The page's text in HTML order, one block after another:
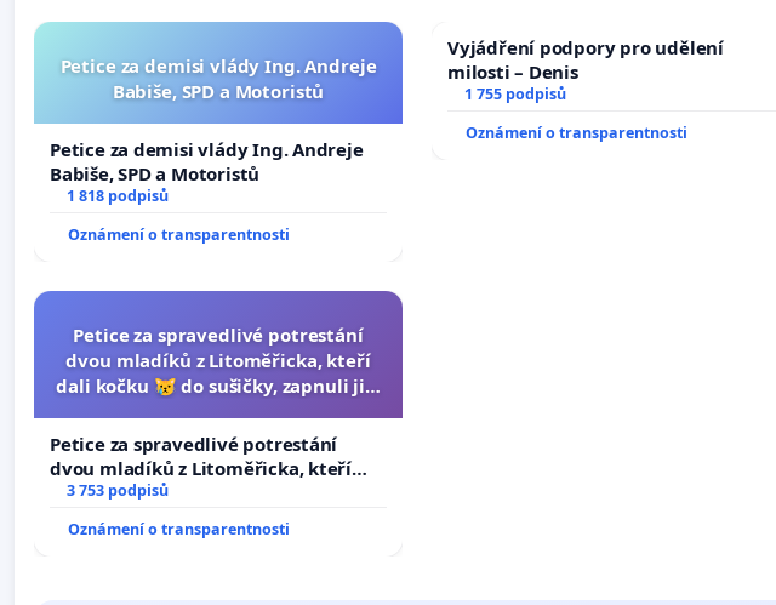
Petice za demisi vlády Ing. Andreje
Babiše, SPD a Motoristů
Petice za demisi vlády Ing. Andreje
Babiše, SPD a Motoristů
1 818 podpisů
Oznámení o transparentnosti
Vyjádření podpory pro udělení
milosti – Denis
1 755 podpisů
Oznámení o transparentnosti
Petice za spravedlivé potrestání
dvou mladíků z Litoměřicka, kteří
dali kočku 😿 do sušičky, zapnuli ji a
Petice za spravedlivé potrestání
dvou mladíků z Litoměřicka, kteří
dali kočku 😿 do sušičky, zapnuli ji a
3 753 podpisů
Oznámení o transparentnosti